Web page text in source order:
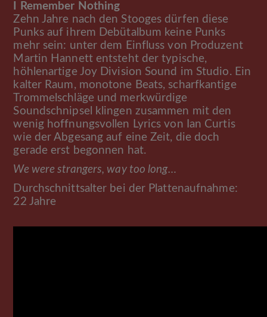
I Remember Nothing
Zehn Jahre nach den Stooges dürfen diese
Punks auf ihrem Debütalbum keine Punks
mehr sein: unter dem Einfluss von Produzent
Martin Hannett entsteht der typische,
höhlenartige Joy Division Sound im Studio. Ein
kalter Raum, monotone Beats, scharfkantige
Trommelschläge und merkwürdige
Soundschnipsel klingen zusammen mit den
wenig hoffnungsvollen Lyrics von Ian Curtis
wie der Abgesang auf eine Zeit, die doch
gerade erst begonnen hat.
We were strangers, way too long…
Durchschnittsalter bei der Plattenaufnahme:
22 Jahre